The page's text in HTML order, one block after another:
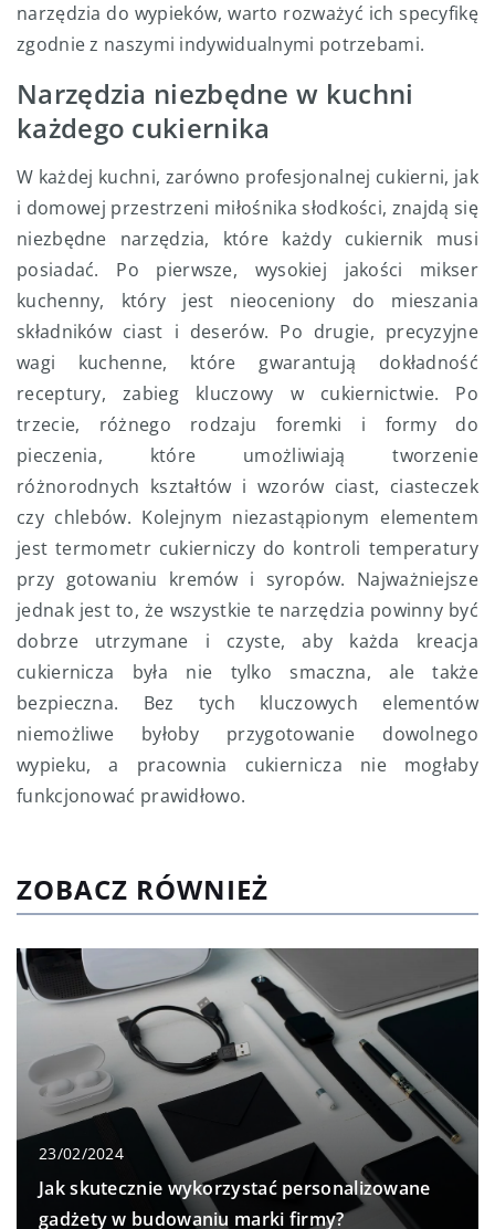
narzędzia do wypieków, warto rozważyć ich specyfikę
zgodnie z naszymi indywidualnymi potrzebami.
Narzędzia niezbędne w kuchni
każdego cukiernika
W każdej kuchni, zarówno profesjonalnej cukierni, jak
i domowej przestrzeni miłośnika słodkości, znajdą się
niezbędne narzędzia, które każdy cukiernik musi
posiadać. Po pierwsze, wysokiej jakości mikser
kuchenny, który jest nieoceniony do mieszania
składników ciast i deserów. Po drugie, precyzyjne
wagi kuchenne, które gwarantują dokładność
receptury, zabieg kluczowy w cukiernictwie. Po
trzecie, różnego rodzaju foremki i formy do
pieczenia, które umożliwiają tworzenie
różnorodnych kształtów i wzorów ciast, ciasteczek
czy chlebów. Kolejnym niezastąpionym elementem
jest termometr cukierniczy do kontroli temperatury
przy gotowaniu kremów i syropów. Najważniejsze
jednak jest to, że wszystkie te narzędzia powinny być
dobrze utrzymane i czyste, aby każda kreacja
cukiernicza była nie tylko smaczna, ale także
bezpieczna. Bez tych kluczowych elementów
niemożliwe byłoby przygotowanie dowolnego
wypieku, a pracownia cukiernicza nie mogłaby
funkcjonować prawidłowo.
ZOBACZ RÓWNIEŻ
23/02/2024
Jak skutecznie wykorzystać personalizowane
gadżety w budowaniu marki firmy?